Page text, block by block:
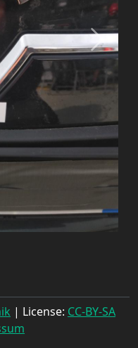
| License: CC-BY-SA